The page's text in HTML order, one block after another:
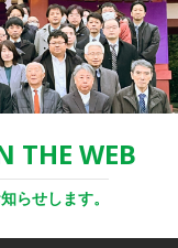
WEB
らせします。